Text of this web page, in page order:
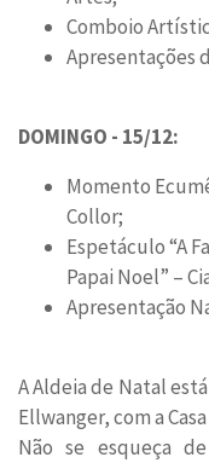
Comboio
Apresentações
DOMINGO - 15/12:
Momento
Collor;
Espetáculo “A
Papai Noel” –
Apresentação
A Aldeia de Natal
Ellwanger, com a
Não se esqueça